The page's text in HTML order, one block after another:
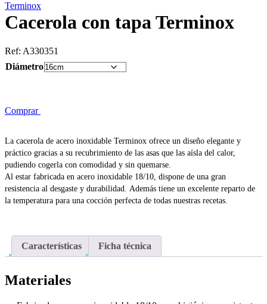
Terminox
Cacerola con tapa Terminox
Ref: A330351
Diámetro
Comprar
La cacerola de acero inoxidable Terminox ofrece un diseño elegante y
práctico gracias a su recubrimiento de las asas que las aísla del calor,
pudiendo cogerla con comodidad y sin quemarse.
Al estar fabricada en acero inoxidable 18/10, dispone de una gran
resistencia al desgaste y durabilidad. Además tiene un excelente reparto de
la temperatura para una cocción perfecta de todas nuestras recetas.
Características Ficha técnica
Materiales